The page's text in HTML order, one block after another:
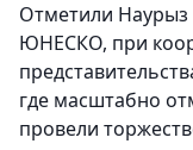
Отметили
ЮНЕСКО, при
где масштабно
провели